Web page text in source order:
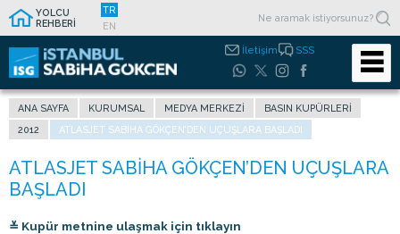
YOLCU
REHBERİ
TR
EN
İletişim SSS
ANA SAYFA KURUMSAL MEDYA MERKEZI
BASIN KUPÜRLERI
2012
ATLASJET SABIHA GÖKÇEN’DEN UÇUŞLARA BAŞLADI
≚ Kupür metnine ulaşmak için tıklayın